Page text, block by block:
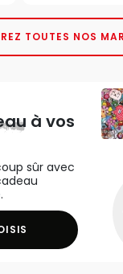
TOUTES NOS
à vos
sûr avec